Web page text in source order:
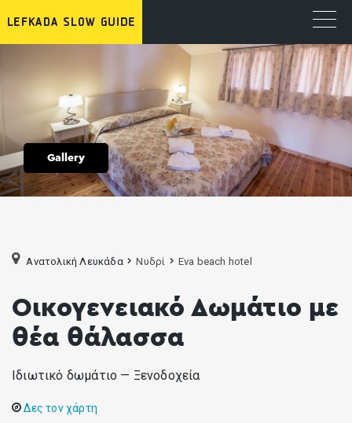
Gallery
Ανατολική Λευκάδα Νυδρί Eva beach hotel
Οικογενειακό Δωμάτιο με
θέα θάλασσα
Ιδιωτικό δωμάτιο — Ξενοδοχεία
Δες τον χάρτη